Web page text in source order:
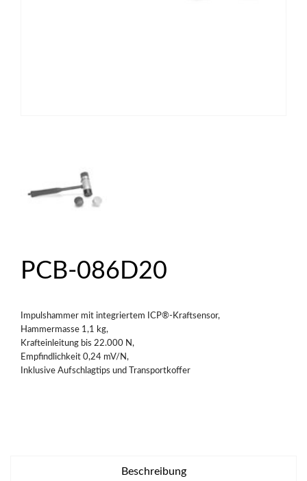
PCB-086D20
Impulshammer mit integriertem ICP®-Kraftsensor,
Hammermasse 1,1 kg,
Krafteinleitung bis 22.000 N,
Empfindlichkeit 0,24 mV/N,
Inklusive Aufschlagtips und Transportkoffer
Beschreibung